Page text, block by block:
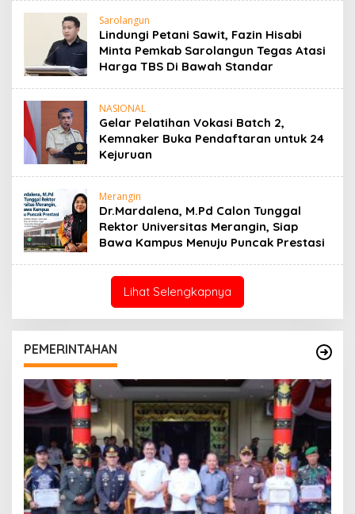
Sarolangun
Lindungi Petani Sawit, Fazin Hisabi
Minta Pemkab Sarolangun Tegas Atasi
Harga TBS Di Bawah Standar
NASIONAL
Gelar Pelatihan Vokasi Batch 2,
Kemnaker Buka Pendaftaran untuk 24
Kejuruan
Merangin
Dr.Mardalena, M.Pd Calon Tunggal
Rektor Universitas Merangin, Siap
Bawa Kampus Menuju Puncak Prestasi
Lihat Selengkapnya
PEMERINTAHAN